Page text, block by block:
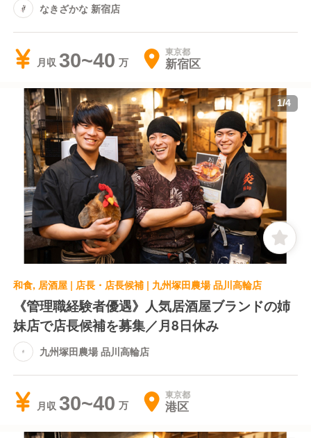
なきざかな 新宿店
月収 30~40 東京都
新宿区
1/4
和食, 居酒屋 | 店長・店長候補 | 九州塚田農場 品川高輪店
《管理職経験者優遇》人気居酒屋ブランドの姉
妹店で店長候補を募集／月8日休み
九州塚田農場 品川高輪店
月収 30~40 東京都
港区